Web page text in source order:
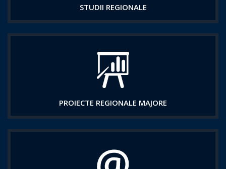
STUDII REGIONALE
PROIECTE REGIONALE MAJORE